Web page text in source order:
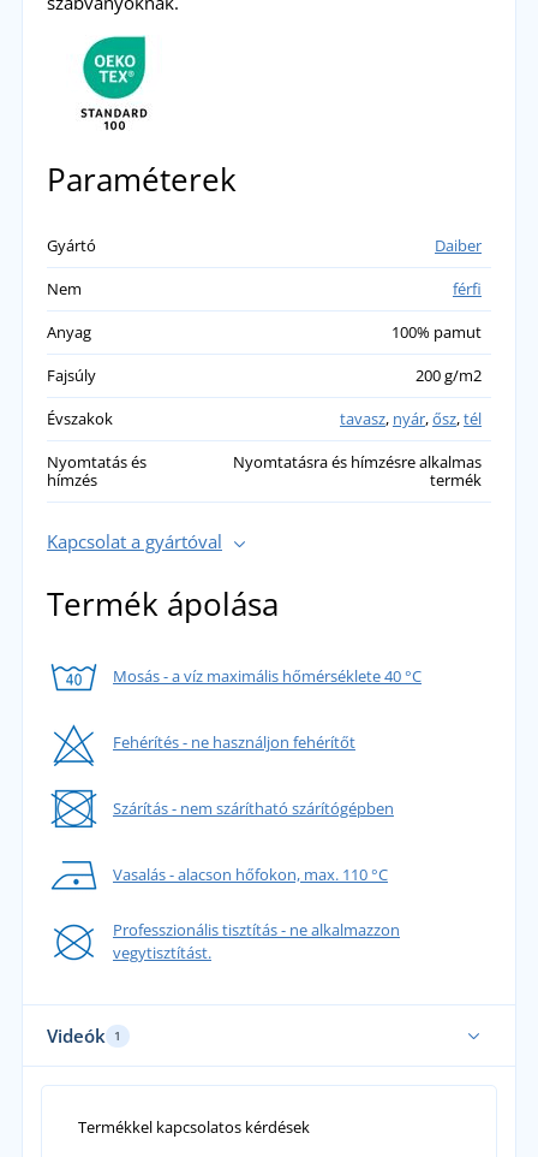
Paraméterek
Gyártó
Daiber
Nem
férfi
Anyag
100% pamut
Fajsúly
200 g/m2
Évszakok
tavasz, nyár,ősz,tél
Nyomtatás és
hímzés
Nyomtatásra és hímzésre alkalmas
termék
Kapcsolat a gyártóval
Termék ápolása
Mosás - a víz maximális hőmérséklete 40 °C
Fehérítés - ne használjon fehérítőt
Szárítás - nem szárítható szárítógépben
Vasalás - alacson hőfokon, max. 110 °C
Professzionális tisztítás - ne alkalmazzon
vegytisztítást.
Videók 1
Termékkel kapcsolatos kérdések